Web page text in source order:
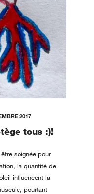
2017
tous :)!
soignée pour
la quantité de
influencent la
pourtant